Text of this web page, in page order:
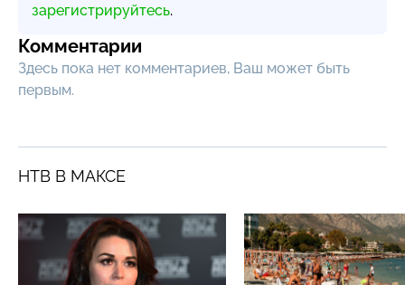
зарегистрируйтесь.
Комментарии
Здесь пока нет комментариев, Ваш может быть
первым.
НТВ В МАКСЕ